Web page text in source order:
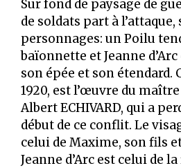
Sur fond de paysage de
de soldats part à
personnages: un Poilu
baïonnette et Jeanne
son épée et son étendard.
1920, est l’œuvre du
Albert ECHIVARD, qui a
début de ce conflit. Le
celui de Maxime, son fils
Jeanne d’Arc est celui de